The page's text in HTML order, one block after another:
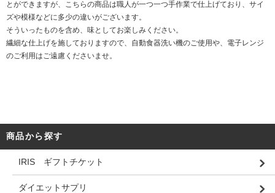
とができますが、こちらの商品は職人が一つ一つ手作業で仕上げており、サイ
ズや模様などに多少の違いがございます。
そういったものを含め、味としてお楽しみください。
繊細な仕上げを施しておりますので、自動食器洗い機のご使用や、電子レンジ
のご利用はご遠慮くださいませ。
商品から探す
IRIS ギフトチケット
ダイエットサプリ